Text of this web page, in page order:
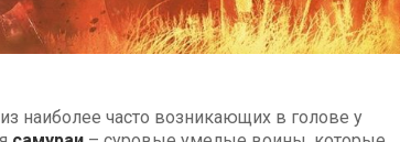
наиболее часто возникающих в голове у